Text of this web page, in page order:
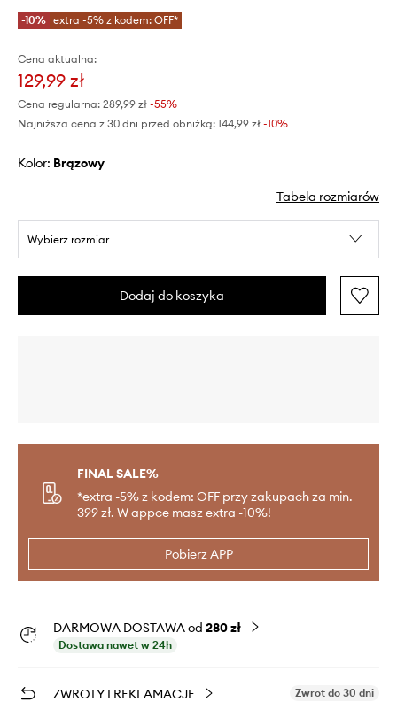
-10% extra -5% z kodem: OFF*
Cena aktualna:
129,99 zł
Cena regularna: 289,99 zł -55%
Najniższa cena z 30 dni przed obniżką: 144,99 zł -10%
Kolor: brązowy
Tabela rozmiarów
Wybierz rozmiar
Dodaj do koszyka
FINAL SALE%
*extra -5% z kodem: OFF przy zakupach za min.
399 zł. W appce masz extra -10%!
Pobierz APP
DARMOWA DOSTAWA od 280 zł
Dostawa nawet w 24h
ZWROTY I REKLAMACJE Zwrot do 30 dni